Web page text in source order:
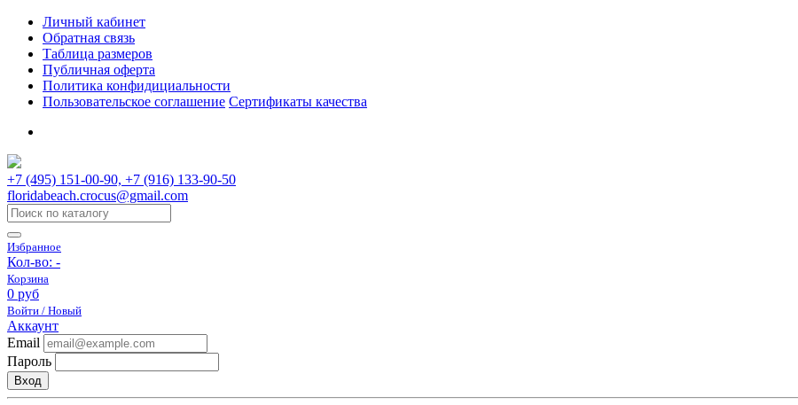
Личный кабинет
Обратная связь
Таблица размеров
Публичная оферта
Политика конфидициальности
Пользовательское соглашение Сертификаты качества
+7 (495) 151-00-90, +7 (916) 133-90-50
floridabeach.crocus@gmail.com
Избранное
Кол-во: -
Корзина
0 руб
Войти / Новый
Аккаунт
Email
Пароль
Вход